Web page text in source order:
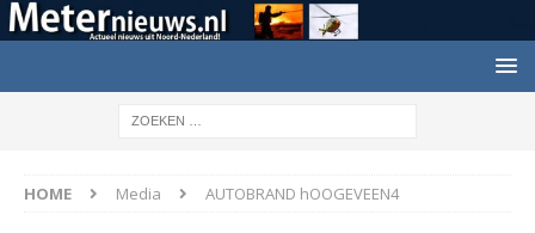
HOME Media AUTOBRAND hOOGEVEEN4